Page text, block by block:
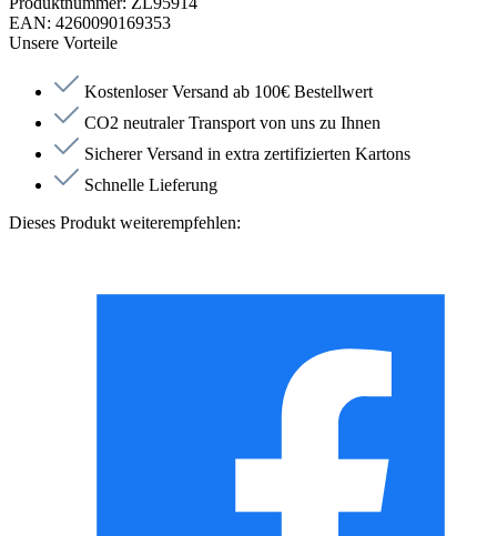
EAN: 4260090169353
Unsere Vorteile
Kostenloser Versand ab 100€ Bestellwert
CO2 neutraler Transport von uns zu Ihnen
Sicherer Versand in extra zertifizierten Kartons
Schnelle Lieferung
Dieses Produkt weiterempfehlen: